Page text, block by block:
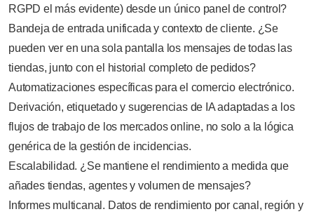
RGPD el más evidente) desde un único panel de control?
Bandeja de entrada unificada y contexto de cliente. ¿Se
pueden ver en una sola pantalla los mensajes de todas las
tiendas, junto con el historial completo de pedidos?
Automatizaciones específicas para el comercio electrónico.
Derivación, etiquetado y sugerencias de IA adaptadas a los
flujos de trabajo de los mercados online, no solo a la lógica
genérica de la gestión de incidencias.
Escalabilidad. ¿Se mantiene el rendimiento a medida que
añades tiendas, agentes y volumen de mensajes?
Informes multicanal. Datos de rendimiento por canal, región y